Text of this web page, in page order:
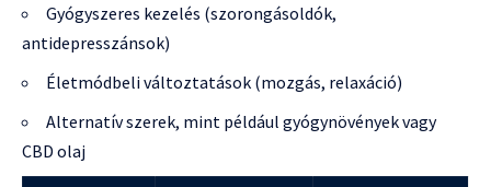
Gyógyszeres kezelés (szorongásoldók,
antidepresszánsok)
Életmódbeli változtatások (mozgás, relaxáció)
Alternatív szerek, mint például gyógynövények vagy
CBD olaj